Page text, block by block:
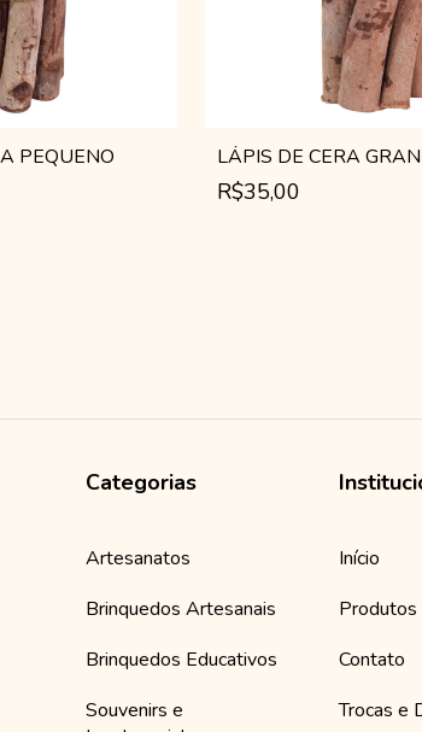
PEQUENO LÁPIS DE CERA
R$35,00
Categorias
Artesanatos
Brinquedos Artesanais
Brinquedos Educativos
Souvenirs e
Início
Produtos
Contato
Trocas e